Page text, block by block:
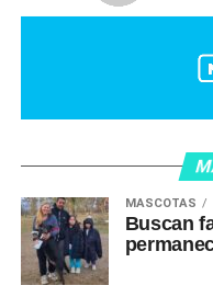
MASCOTAS
Buscan